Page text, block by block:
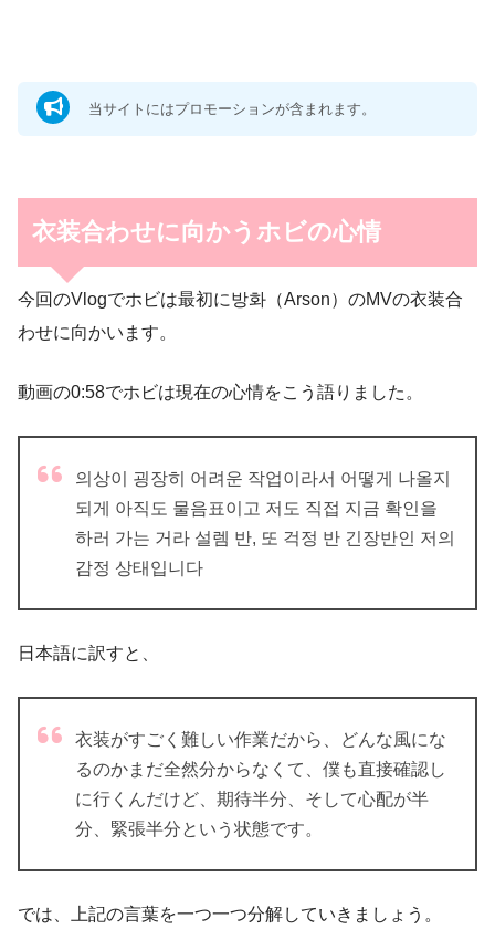
当サイトにはプロモーションが含まれます。
衣装合わせに向かうホビの心情
今回のVlogでホビは最初に방화（Arson）のMVの衣装合
わせに向かいます。
動画の0:58でホビは現在の心情をこう語りました。
의상이 굉장히 어려운 작업이라서 어떻게 나올지
되게 아직도 물음표이고 저도 직접 지금 확인을
하러 가는 거라 설렘 반, 또 걱정 반 긴장반인 저의
감정 상태입니다
日本語に訳すと、
衣装がすごく難しい作業だから、どんな風にな
るのかまだ全然分からなくて、僕も直接確認し
に行くんだけど、期待半分、そして心配が半
分、緊張半分という状態です。
では、上記の言葉を一つ一つ分解していきましょう。